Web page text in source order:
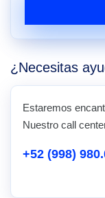
¿Necesitas
Estaremos
Nuestro call
+52 (998)